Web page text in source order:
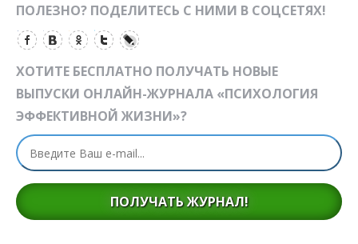
ПОЛЕЗНО? ПОДЕЛИТЕСЬ С НИМИ В СОЦСЕТЯХ!
ХОТИТЕ БЕСПЛАТНО ПОЛУЧАТЬ НОВЫЕ
ВЫПУСКИ ОНЛАЙН-ЖУРНАЛА «ПСИХОЛОГИЯ
ЭФФЕКТИВНОЙ ЖИЗНИ»?
ПОЛУЧАТЬ ЖУРНАЛ!